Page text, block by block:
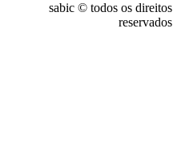
sabic © todos os direitos
reservados